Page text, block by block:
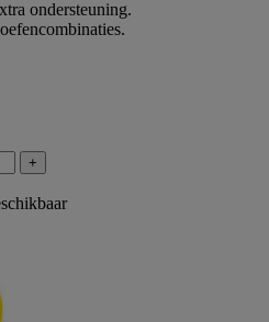
ondersteuning.
+